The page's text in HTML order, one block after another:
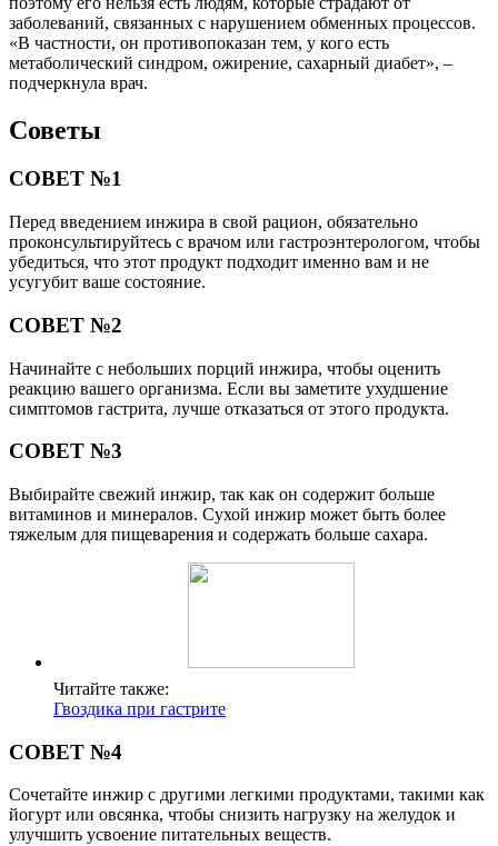
заболеваний, связанных с нарушением обменных процессов.
«В частности, он противопоказан тем, у кого есть
метаболический синдром, ожирение, сахарный диабет», –
подчеркнула врач.
Советы
СОВЕТ №1
Перед введением инжира в свой рацион, обязательно
проконсультируйтесь с врачом или гастроэнтерологом, чтобы
убедиться, что этот продукт подходит именно вам и не
усугубит ваше состояние.
СОВЕТ №2
Начинайте с небольших порций инжира, чтобы оценить
реакцию вашего организма. Если вы заметите ухудшение
симптомов гастрита, лучше отказаться от этого продукта.
СОВЕТ №3
Выбирайте свежий инжир, так как он содержит больше
витаминов и минералов. Сухой инжир может быть более
тяжелым для пищеварения и содержать больше сахара.
Читайте также:
Гвоздика при гастрите
СОВЕТ №4
Сочетайте инжир с другими легкими продуктами, такими как
йогурт или овсянка, чтобы снизить нагрузку на желудок и
улучшить усвоение питательных веществ.